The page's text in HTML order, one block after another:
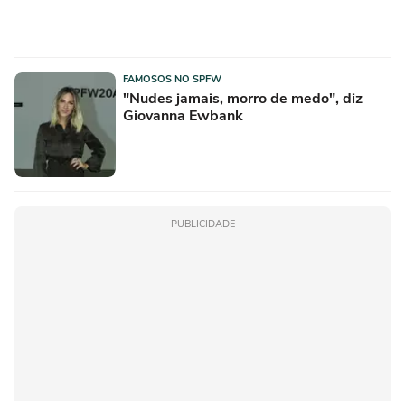
FAMOSOS NO SPFW
"Nudes jamais, morro de medo", diz
Giovanna Ewbank
PUBLICIDADE